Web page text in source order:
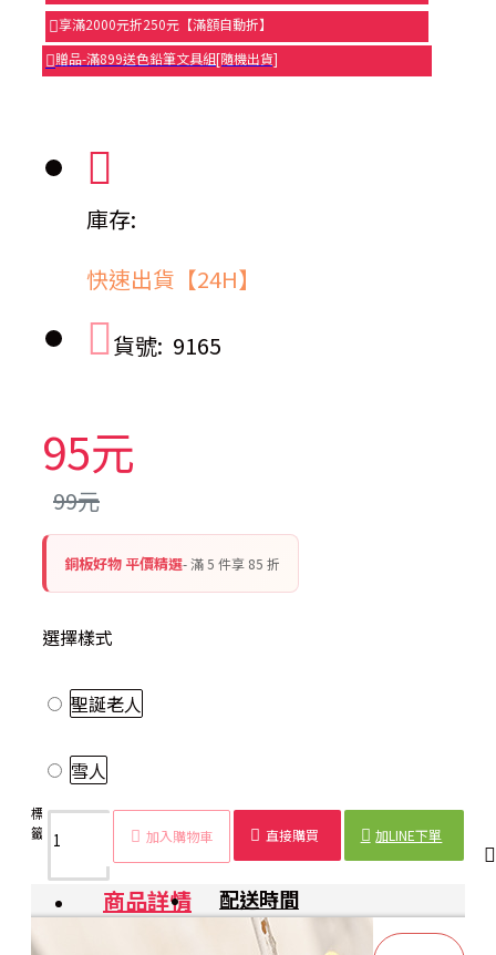
享滿2000元折250元【滿額自動折】
贈品-滿899送色鉛筆文具組[隨機出貨]
庫存:
快速出貨【24H】
貨號: 9165
95元
99元
銅板好物 平價精選- 滿 5 件享 85 折
選擇樣式
聖誕老人
雪人
加入購物車 直接購買 加LINE下單
標
籤：
聖誕木
透明
罩吊
雪花
吊飾
聖誕
聖誕老
人吊飾
雪人
聖誕
裝飾
木質
掛飾
商品詳情 配送時間